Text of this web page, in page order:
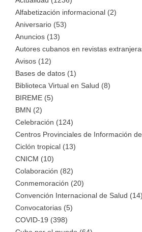
Alfabetización informacional (2)
Aniversario (53)
Anuncios (13)
Autores cubanos en revistas
Avisos (12)
Bases de datos (1)
Biblioteca Virtual en Salud (8)
BIREME (5)
BMN (2)
Celebración (124)
Centros Provinciales de Información
Ciclón tropical (13)
CNICM (10)
Colaboración (82)
Conmemoración (20)
Convención Internacional de Salud (14)
Convocatorias (5)
COVID-19 (398)